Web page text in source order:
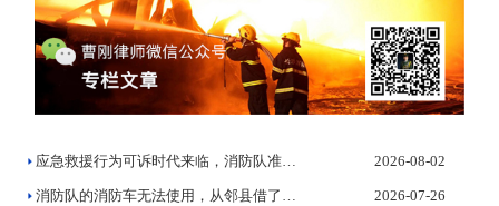
应急救援行为可诉时代来临，消防队准备好了吗？ 2026-08-02
消防队的消防车无法使用，从邻县借了一辆灭火，法院判决赔偿受灾... 2026-07-26